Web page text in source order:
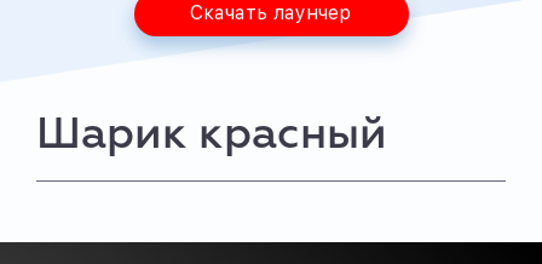
Скачать лаунчер
Шарик красный